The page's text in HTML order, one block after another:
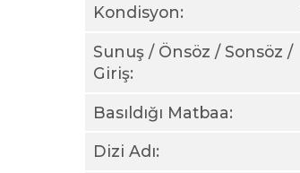
Kondisyon:
Sunuş / Önsöz / Sonsöz /
Giriş:
Basıldığı Matbaa:
Dizi Adı: